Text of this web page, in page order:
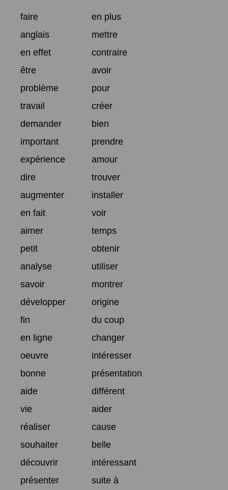
faire
en plus
anglais
mettre
en effet
contraire
être
avoir
problème
pour
travail
créer
demander
bien
important
prendre
expérience
amour
dire
trouver
augmenter
installer
en fait
voir
aimer
temps
petit
obtenir
analyse
utiliser
savoir
montrer
développer
origine
fin
du coup
en ligne
changer
oeuvre
intéresser
bonne
présentation
aide
différent
vie
aider
réaliser
cause
souhaiter
belle
découvrir
intéressant
présenter
suite à